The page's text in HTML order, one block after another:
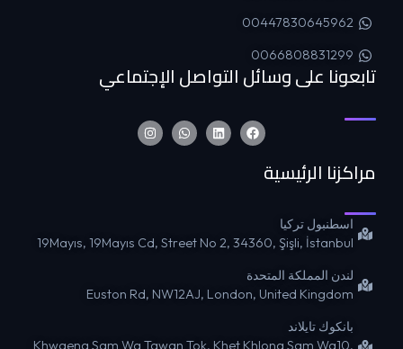
00447830645962
0066808831299
تابعونا على وسائل التواصل الإجتماعي
مراكزنا الرئيسية
اسطنبول تركيا
19Mayıs, 19Mayıs Cd, Street No 2, 34360, Şişli, İstanbul
لندن المملكة المتحدة
Euston Rd, NW12AJ, London, United Kingdom
بانكوك تايلاند